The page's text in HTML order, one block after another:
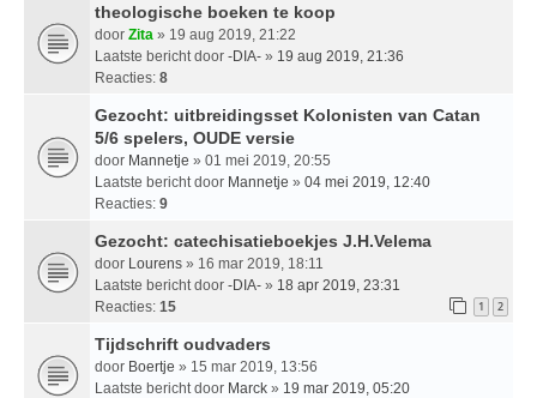
theologische boeken te koop
door Zita » 19 aug 2019, 21:22
Laatste bericht door -DIA- » 19 aug 2019, 21:36
Reacties: 8
Gezocht: uitbreidingsset Kolonisten van Catan
5/6 spelers, OUDE versie
door Mannetje » 01 mei 2019, 20:55
Laatste bericht door Mannetje » 04 mei 2019, 12:40
Reacties: 9
Gezocht: catechisatieboekjes J.H.Velema
door Lourens » 16 mar 2019, 18:11
Laatste bericht door -DIA- » 18 apr 2019, 23:31
Reacties: 15 1 2
Tijdschrift oudvaders
door Boertje » 15 mar 2019, 13:56
Laatste bericht door Marck » 19 mar 2019, 05:20